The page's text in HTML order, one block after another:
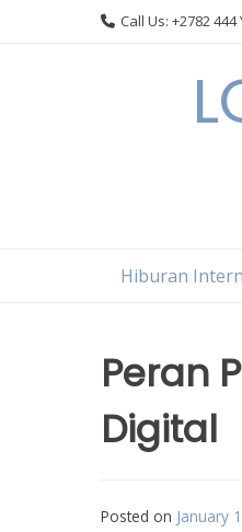
Call Us: +2782 444
Hiburan
Peran
Digital
Posted on January